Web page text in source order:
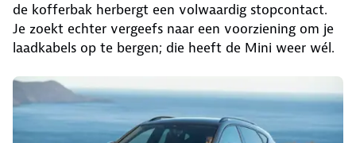
de kofferbak herbergt een volwaardig stopcontact.
Je zoekt echter vergeefs naar een voorziening om je
laadkabels op te bergen; die heeft de Mini weer wél.